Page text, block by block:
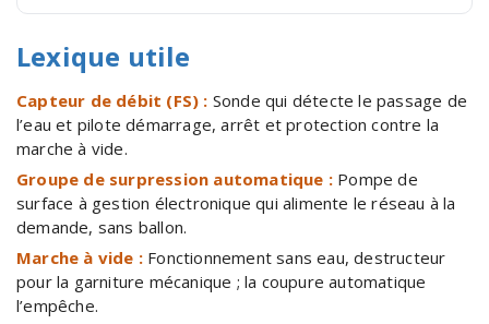
Lexique utile
Capteur de débit (FS) : Sonde qui détecte le passage de
l’eau et pilote démarrage, arrêt et protection contre la
marche à vide.
Groupe de surpression automatique : Pompe de
surface à gestion électronique qui alimente le réseau à la
demande, sans ballon.
Marche à vide : Fonctionnement sans eau, destructeur
pour la garniture mécanique ; la coupure automatique
l’empêche.